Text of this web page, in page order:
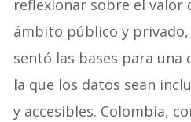
reflexionar sobre el valor
ámbito público y
sentó las bases para una
la que los datos sean
y accesibles. Colombia,